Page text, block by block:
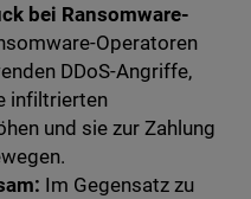
bei Ransomware-
Operatoren
DDoS-Angriffe,
infiltrierten
und sie zur Zahlung
Im Gegensatz zu